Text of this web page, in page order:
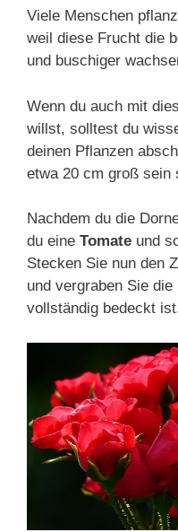
Viele Menschen
weil diese Frucht die
und buschiger
Wenn du auch mit
willst, solltest du
deinen Pflanzen
etwa 20 cm groß sein
Nachdem du die
du eine Tomate und
Stecken Sie nun den
und vergraben Sie
vollständig bedeckt